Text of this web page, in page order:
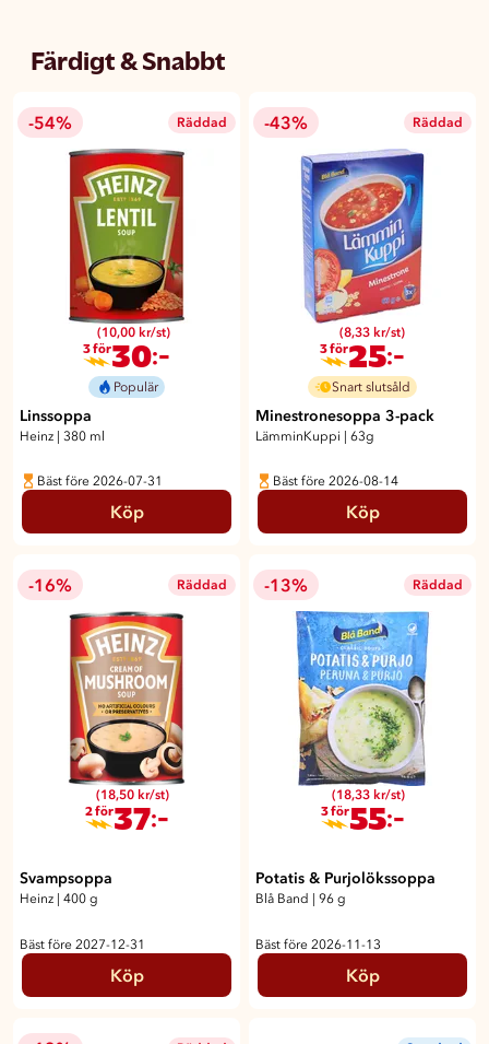
Färdigt & Snabbt
-54% Räddad
(10,00 kr/st)
3 för30:-
Populär
Linssoppa
Heinz | 380 ml
Bäst före 2026-07-31
Köp
-43% Räddad
(8,33 kr/st)
3 för25:-
Snart slutsåld
Minestronesoppa 3-pack
LämminKuppi | 63g
Bäst före 2026-08-14
Köp
-16% Räddad
(18,50 kr/st)
2 för37:-
Svampsoppa
Heinz 400 g
Bäst före 2027-12-31
Köp
-13% Räddad
(18,33 kr/st)
3 för55:-
Potatis & Purjolökssoppa
Blå Band 96 g
Bäst före 2026-11-13
Köp